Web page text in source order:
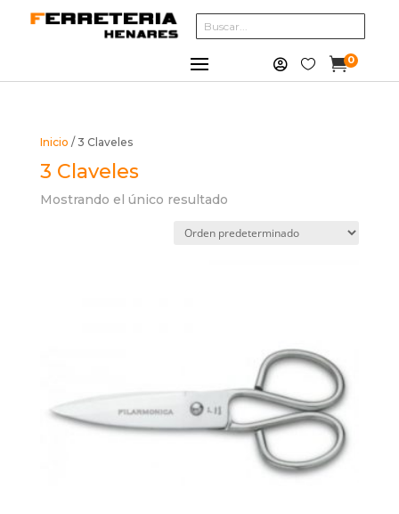
  0
Inicio / 3 Claveles
3 Claveles
Mostrando el único resultado